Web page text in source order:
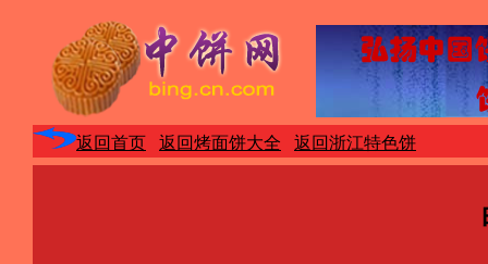
返回首页 返回烤面饼大全 返回浙江特色饼